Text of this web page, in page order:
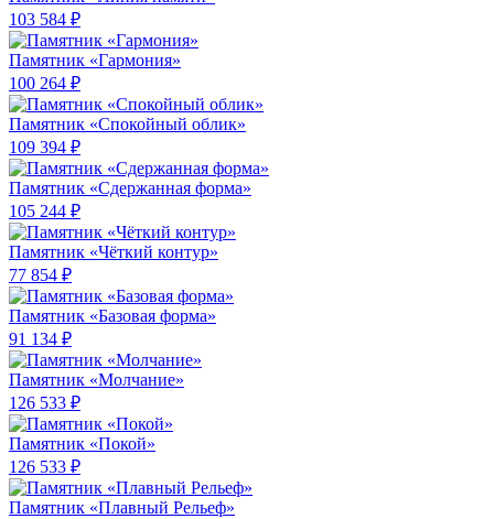
103 584 ₽
Памятник «Гармония»
100 264 ₽
Памятник «Спокойный облик»
109 394 ₽
Памятник «Сдержанная форма»
105 244 ₽
Памятник «Чёткий контур»
77 854 ₽
Памятник «Базовая форма»
91 134 ₽
Памятник «Молчание»
126 533 ₽
Памятник «Покой»
126 533 ₽
Памятник «Плавный Рельеф»